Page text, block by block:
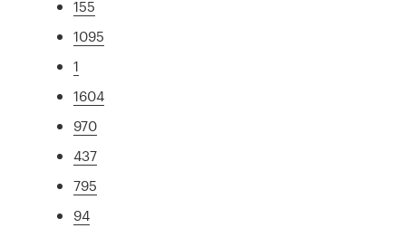
155
1095
1
1604
970
437
795
94